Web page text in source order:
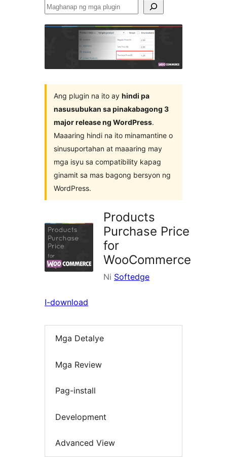
Maghanap
Ang plugin na ito ay hindi pa
nasusubukan sa pinakabagong 3
major release ng WordPress.
Maaaring hindi na ito minamantine o
sinusuportahan at maaaring may
mga isyu sa compatibility kapag
ginamit sa mas bagong bersyon ng
WordPress.
Products
Purchase Price
for
WooCommerce
Ni Softedge
I-download
Mga Detalye
Mga Review
Pag-install
Development
Advanced View